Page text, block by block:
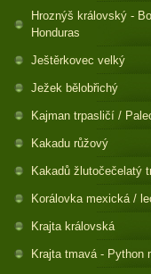
Hroznýš královský -
Honduras
Ještěrkovec velký
Ježek bělobřichý
Kajman trpasličí /
Kakadu růžový
Kakadů žlutočečelatý
Korálovka mexická /
Krajta královská
Krajta tmavá - Python